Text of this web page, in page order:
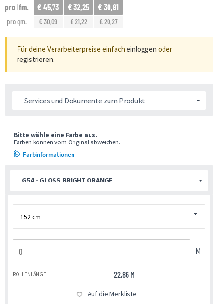
pro lfm.
pro qm.
€ 45,73
€ 30,09
€ 32,25
€ 21,22
€ 30,81
€ 20,27
Für deine Verarbeiterpreise einfach einloggen oder
registrieren.
Services und Dokumente zum Produkt
G54 - GLOSS BRIGHT ORANGE
Bitte wähle eine Farbe aus.
Farben können vom Original abweichen.
Farbinformationen
M
ROLLENLÄNGE 22,86 M
Auf die Merkliste